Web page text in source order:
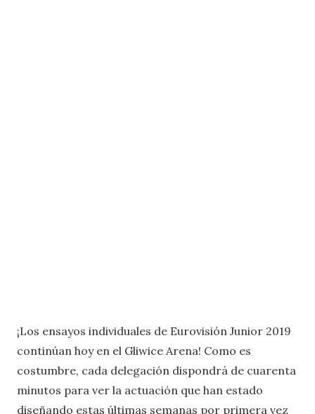
¡Los ensayos individuales de Eurovisión Junior 2019
continúan hoy en el Gliwice Arena! Como es
costumbre, cada delegación dispondrá de cuarenta
minutos para ver la actuación que han estado
diseñando estas últimas semanas por primera vez